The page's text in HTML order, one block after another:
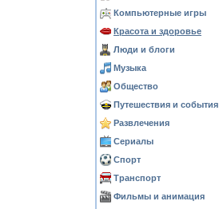
Компьютерные игры
Красота и здоровье
Люди и блоги
Музыка
Общество
Путешествия и события
Развлечения
Сериалы
Спорт
Транспорт
Фильмы и анимация